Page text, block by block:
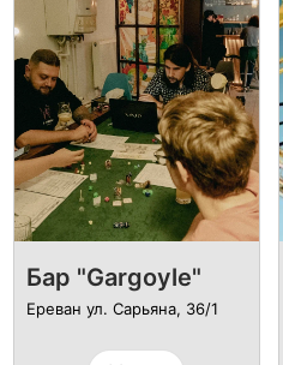
Бар "Gargoyle"
Ереван ул. Сарьяна, 36/1